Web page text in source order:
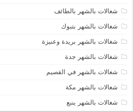
شغالات بالشهر بالطائف
شغالات بالشهر بتبوك
شغالات بالشهر بريدة وعنيزة
شغالات بالشهر جدة
شغالات بالشهر في القصيم
شغالات بالشهر مكة
شغالات بالشهر ينبع